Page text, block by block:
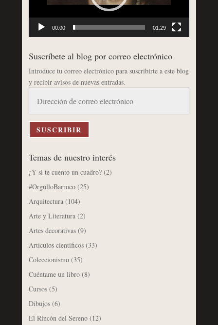
00:00 01:29
Suscríbete al blog por correo electrónico
Introduce tu correo electrónico para suscribirte a este blog
y recibir avisos de nuevas entradas.
correo
electrónico
SUSCRIBIR
Temas de nuestro interés
¿Y si te cuento un cuadro?(2)
#OrgulloBarroco(25)
Arquitectura(104)
Arte y Literatura(2)
Artes decorativas(9)
Artículos científicos(33)
Coleccionismo(35)
Cuéntame un libro(8)
Cursos(5)
Dibujos(6)
El Rincón del Sereno(12)